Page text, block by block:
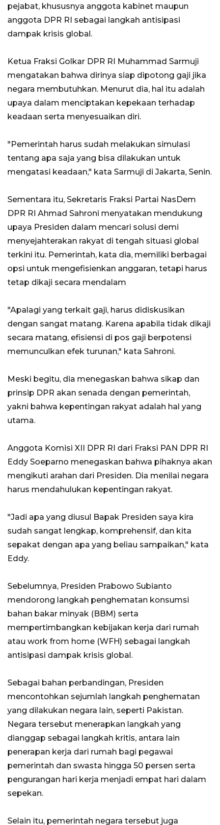
pejabat, khususnya anggota kabinet maupun
anggota DPR RI sebagai langkah antisipasi
dampak krisis global.
Ketua Fraksi Golkar DPR RI Muhammad Sarmuji
mengatakan bahwa dirinya siap dipotong gaji jika
negara membutuhkan. Menurut dia, hal itu adalah
upaya dalam menciptakan kepekaan terhadap
keadaan serta menyesuaikan diri.
"Pemerintah harus sudah melakukan simulasi
tentang apa saja yang bisa dilakukan untuk
mengatasi keadaan," kata Sarmuji di Jakarta, Senin.
Sementara itu, Sekretaris Fraksi Partai NasDem
DPR RI Ahmad Sahroni menyatakan mendukung
upaya Presiden dalam mencari solusi demi
menyejahterakan rakyat di tengah situasi global
terkini itu. Pemerintah, kata dia, memiliki berbagai
opsi untuk mengefisienkan anggaran, tetapi harus
tetap dikaji secara mendalam
"Apalagi yang terkait gaji, harus didiskusikan
dengan sangat matang. Karena apabila tidak dikaji
secara matang, efisiensi di pos gaji berpotensi
memunculkan efek turunan," kata Sahroni.
Meski begitu, dia menegaskan bahwa sikap dan
prinsip DPR akan senada dengan pemerintah,
yakni bahwa kepentingan rakyat adalah hal yang
utama.
Anggota Komisi XII DPR RI dari Fraksi PAN DPR RI
Eddy Soeparno menegaskan bahwa pihaknya akan
mengikuti arahan dari Presiden. Dia menilai negara
harus mendahulukan kepentingan rakyat.
"Jadi apa yang diusul Bapak Presiden saya kira
sudah sangat lengkap, komprehensif, dan kita
sepakat dengan apa yang beliau sampaikan," kata
Eddy.
Sebelumnya, Presiden Prabowo Subianto
mendorong langkah penghematan konsumsi
bahan bakar minyak (BBM) serta
mempertimbangkan kebijakan kerja dari rumah
atau work from home (WFH) sebagai langkah
antisipasi dampak krisis global.
Sebagai bahan perbandingan, Presiden
mencontohkan sejumlah langkah penghematan
yang dilakukan negara lain, seperti Pakistan.
Negara tersebut menerapkan langkah yang
dianggap sebagai langkah kritis, antara lain
penerapan kerja dari rumah bagi pegawai
pemerintah dan swasta hingga 50 persen serta
pengurangan hari kerja menjadi empat hari dalam
sepekan.
Selain itu, pemerintah negara tersebut juga